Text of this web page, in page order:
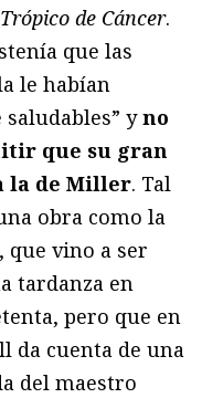
Trópico de Cáncer.
que las
le habían
yno
que su gran
la de Miller. Tal
obra como la
, que vino a ser
tardanza en
pero que en
da cuenta de una
del maestro